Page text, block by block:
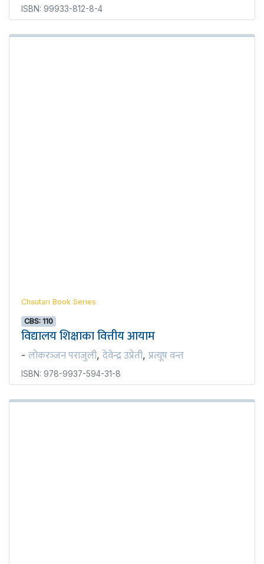
ISBN: 99933-812-8-4
Chautari Book Series
CBS: 110
विद्यालय शिक्षाका वित्तीय आयाम
- लोकरञ्‍जन पराजुली, देवेन्द्र उप्रेती, प्रत्यूष वन्त
ISBN: 978-9937-594-31-8